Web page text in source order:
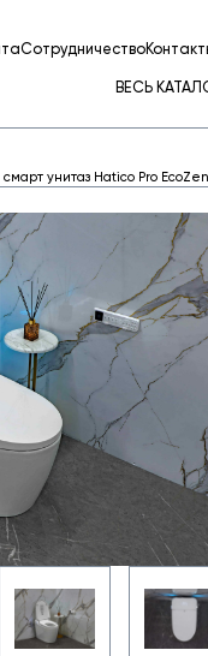
Сотрудничество
ВЕСЬ
унитаз Hatico Pro